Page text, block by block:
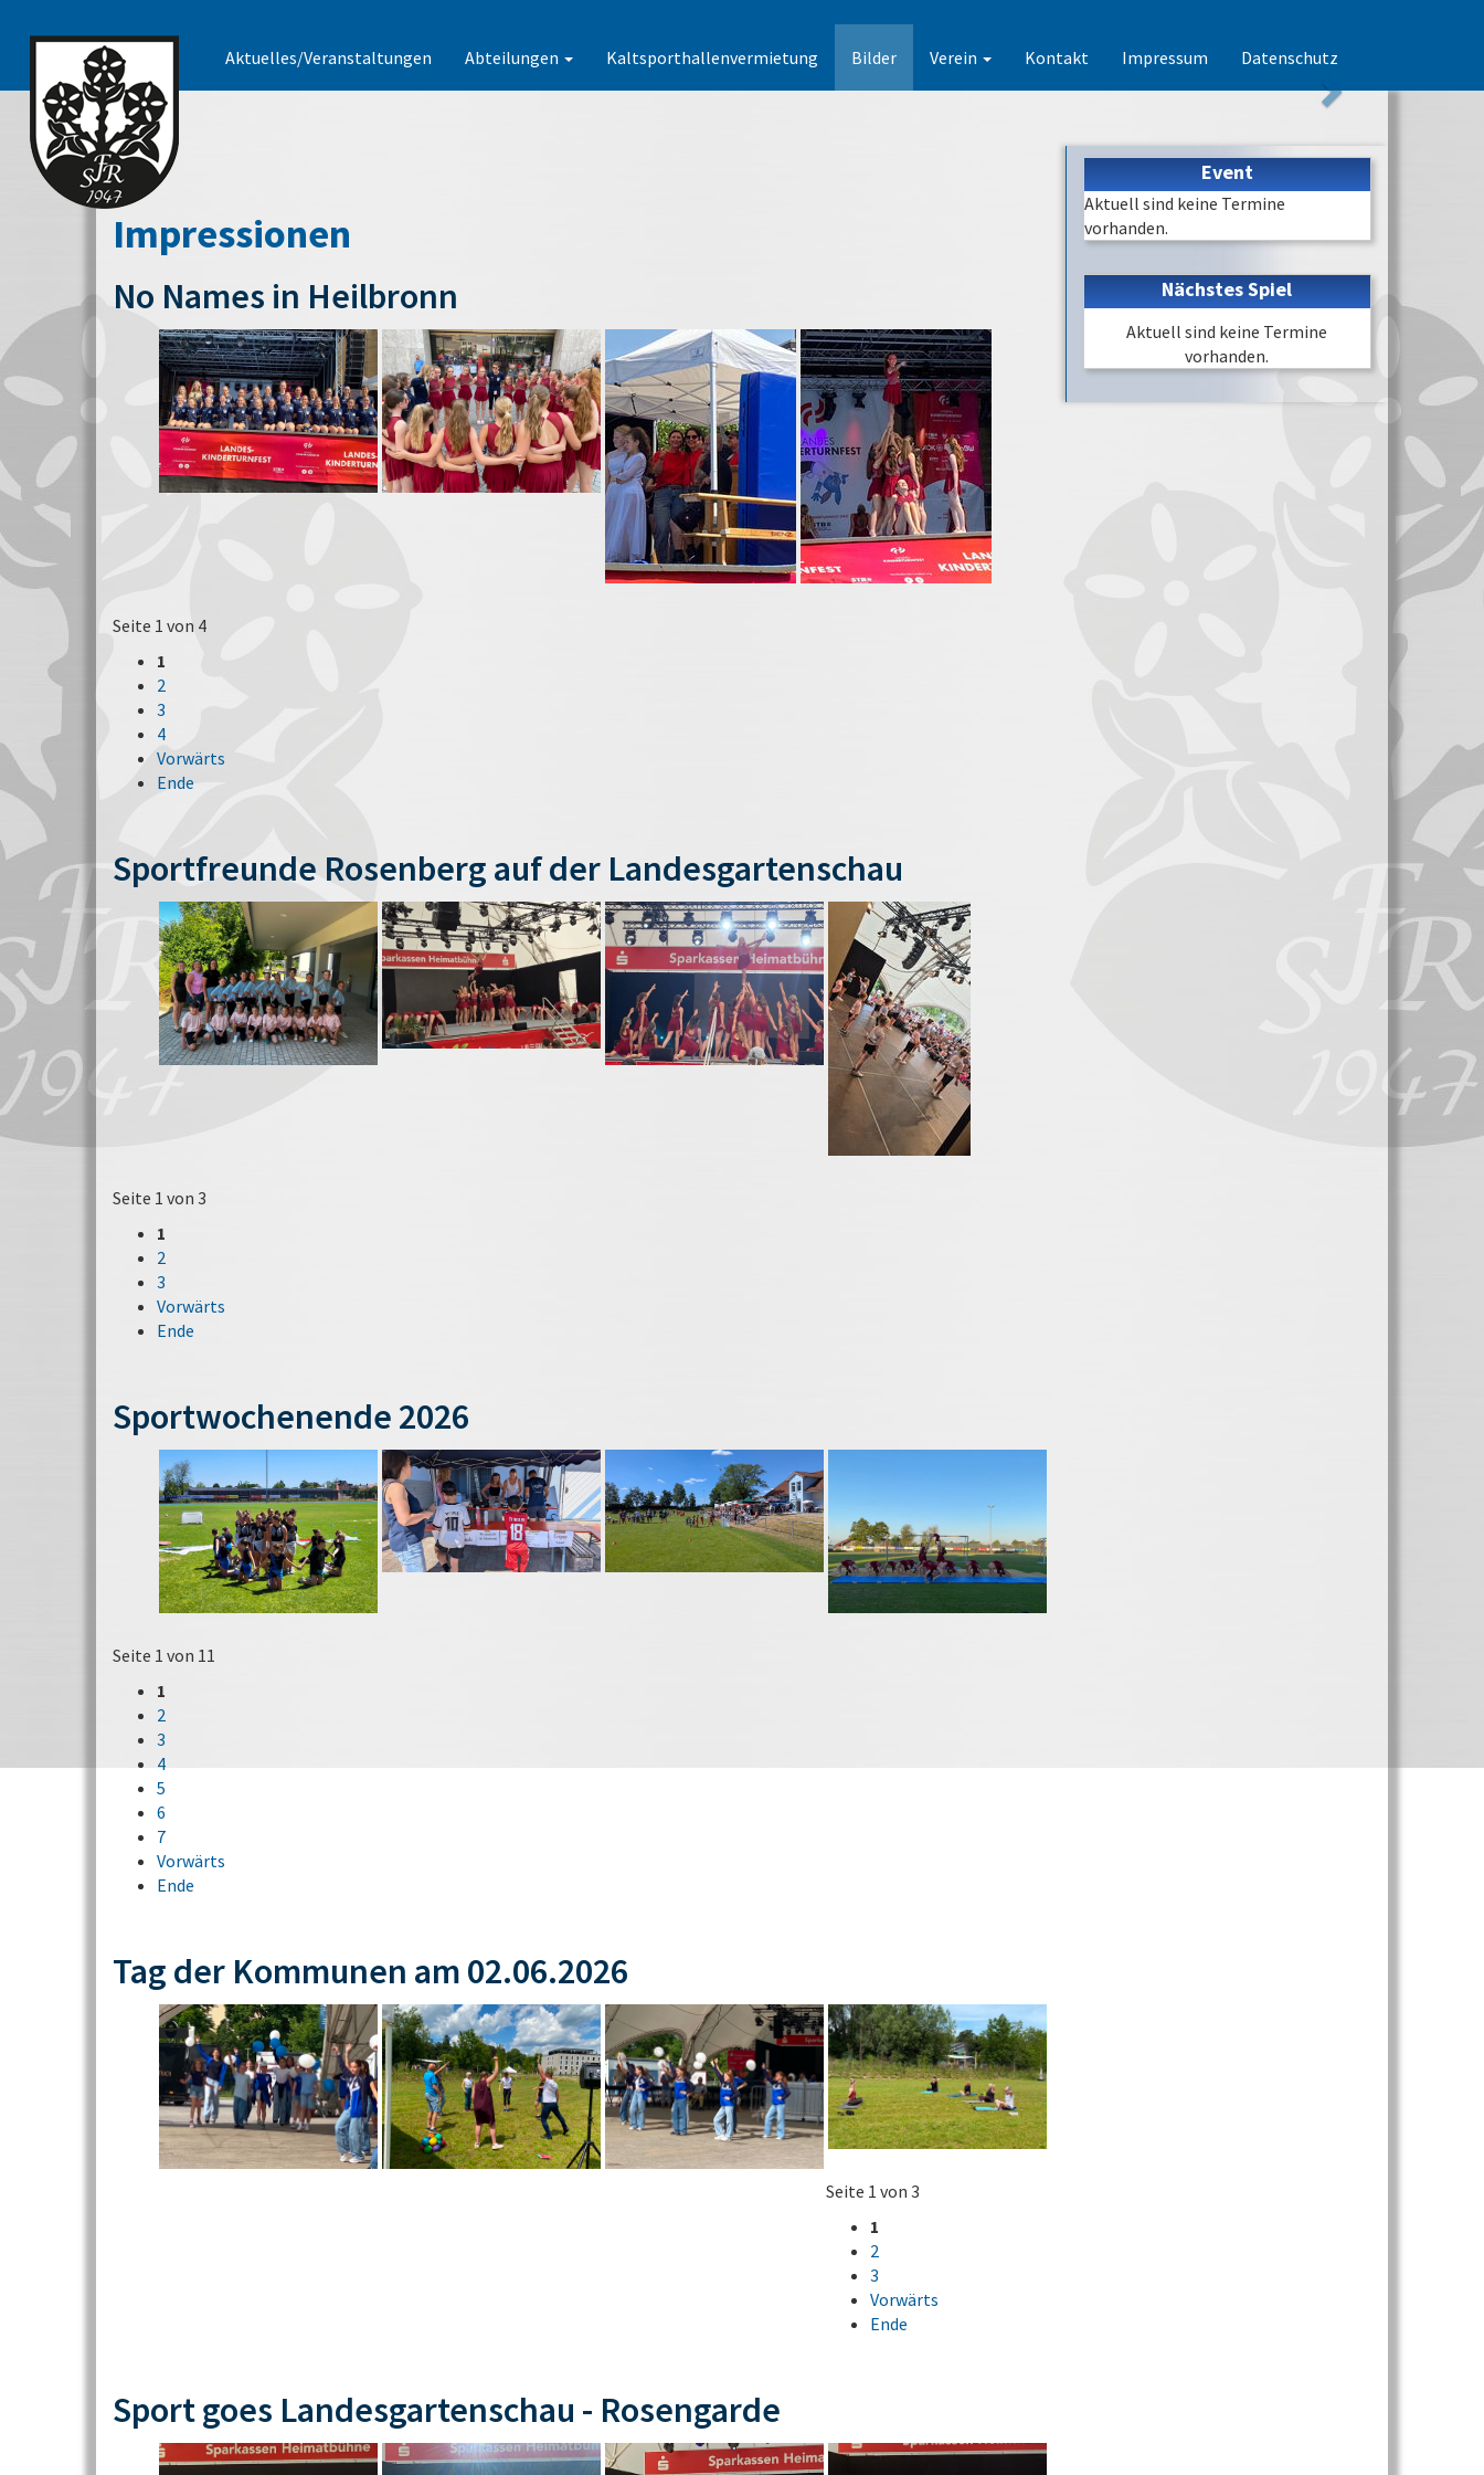
Aktuelles/Veranstaltungen Abteilungen Kaltsporthallenvermietung Bilder Verein Kontakt Impressum Datenschutz
Impressionen
No Names in Heilbronn
Seite 1 von 4
1
2
3
4
Vorwärts
Ende
Sportfreunde Rosenberg auf der Landesgartenschau
Seite 1 von 3
1
2
3
Vorwärts
Ende
Sportwochenende 2026
Seite 1 von 11
1
2
3
4
5
6
7
Vorwärts
Ende
Tag der Kommunen am 02.06.2026
Seite 1 von 3
1
2
3
Vorwärts
Ende
Sport goes Landesgartenschau - Rosengarde
Event
Aktuell sind keine Termine
vorhanden.
Nächstes Spiel
Aktuell sind keine Termine
vorhanden.